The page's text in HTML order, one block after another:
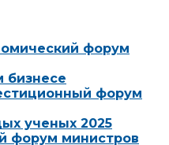
форум
бизнесе
форум
ученых 2025
форум министров